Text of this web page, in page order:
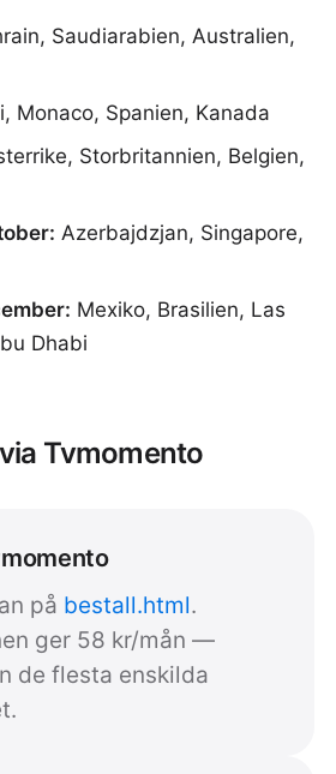
Saudiarabien, Australien,
Monaco, Spanien, Kanada
Storbritannien, Belgien,
Azerbajdzjan, Singapore,
Mexiko, Brasilien, Las
Dhabi
Tvmomento
på bestall.html.
ger 58 kr/mån —
de flesta enskilda